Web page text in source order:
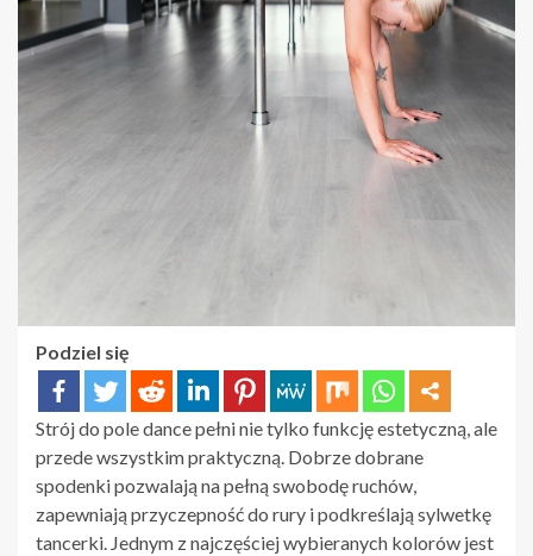
Podziel się
Strój do pole dance pełni nie tylko funkcję estetyczną, ale
przede wszystkim praktyczną. Dobrze dobrane
spodenki pozwalają na pełną swobodę ruchów,
zapewniają przyczepność do rury i podkreślają sylwetkę
tancerki. Jednym z najczęściej wybieranych kolorów jest